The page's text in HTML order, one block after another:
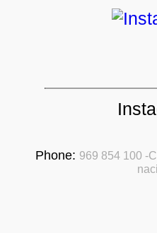
Phone: 969 854 100 -